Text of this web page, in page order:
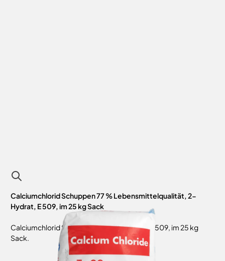
Calciumchlorid Schuppen 77 % Lebensmittelqualität, 2-
Hydrat, E 509, im 25 kg Sack
Calciumchlorid Schuppen 77 %, 2-Hydrat, E 509, im 25 kg
Sack.